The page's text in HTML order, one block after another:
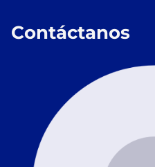
Contáctanos